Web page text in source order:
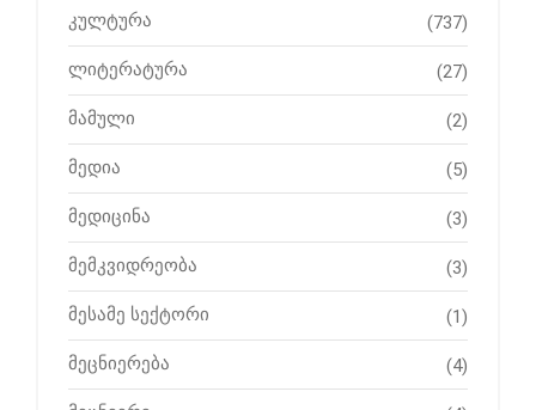
კულტურა (737)
ლიტერატურა (27)
მამული (2)
მედია (5)
მედიცინა (3)
მემკვიდრეობა (3)
მესამე სექტორი (1)
მეცნიერება (4)